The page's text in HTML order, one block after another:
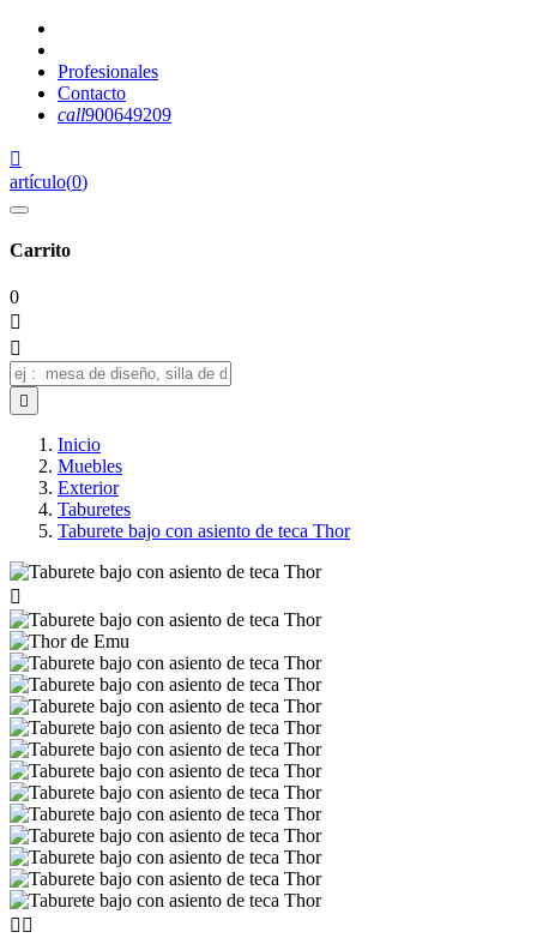
Profesionales
Contacto
call900649209

artículo(0)
Carrito
0



Inicio
Muebles
Exterior
Taburetes
Taburete bajo con asiento de teca Thor

 